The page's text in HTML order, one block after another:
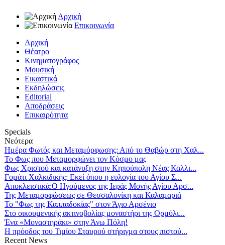
Αρχική
Επικοινωνία
Αρχική
Θέατρο
Κινηματογράφος
Μουσική
Εικαστικά
Εκδηλώσεις
Editorial
Αποδράσεις
Επικαιρότητα
Specials
Νεότερα
Ημέρα Φωτός και Μεταμόρφωσης: Από το Θαβώρ στη Χαλ...
Το Φως που Μεταμορφώνει τον Κόσμο μας
Φως Χριστού και κατάνυξη στην Κηπούπολη Νέας Καλλι...
Γομάτι Χαλκιδικής: Εκεί όπου η ευλογία του Αγίου Σ...
Αποκλειστικά:Ο Ηγούμενος της Ιεράς Μονής Αγίου Αρσ...
Της Μεταμορφώσεως σε Θεσσαλονίκη και Καλαμαριά
Το "Φως της Καππαδοκίας" στον Άγιο Αρσένιο
Στο οικουμενικής ακτινοβολίας μοναστήρι της Ορμύλι...
Ένα «Μοναστηράκι» στην Άνω Πόλη!
Η πρόοδος του Τιμίου Σταυρού στήριγμα στους πιστού...
Recent News